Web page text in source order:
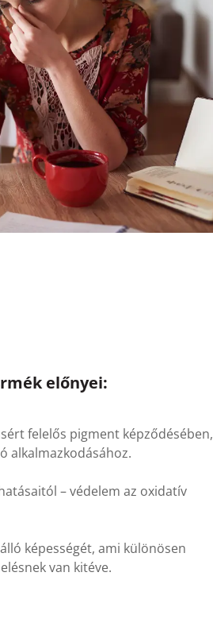
előnyei:
felelős pigment képződésében,
alkalmazkodásához.
– védelem az oxidatív
képességét, ami különösen
van kitéve.